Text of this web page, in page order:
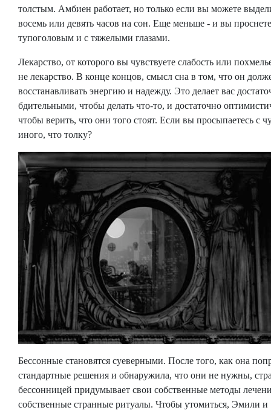
толстым. Амбиен работает, но только если вы можете
восемь или девять часов на сон. Еще меньше - и вы
тупоголовым и с тяжелыми глазами.
Лекарство, от которого вы чувствуете слабость или
не лекарство. В конце концов, смысл сна в том, что он
восстанавливать энергию и надежду. Это делает вас
бдительными, чтобы делать что-то, и достаточно
чтобы верить, что они того стоят. Если вы просыпаетесь с
иного, что толку?
Бессонные становятся суеверными. После того, как она
стандартные решения и обнаружила, что они не нужны,
бессонницей придумывает свои собственные методы
собственные странные ритуалы. Чтобы утомиться, Эмили и